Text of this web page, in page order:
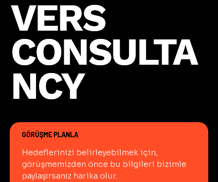
VERS
CONSULTA
NCY
VERS
CONSULTA
NCY
GÖRÜŞME PLANLA
Hedeflerinizi belirleyebilmek için,
görüşmemizden önce bu bilgileri bizimle
paylaşırsanız harika olur.